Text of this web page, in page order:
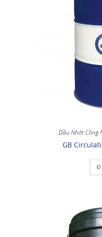
Dầu Nhớt Công
GB